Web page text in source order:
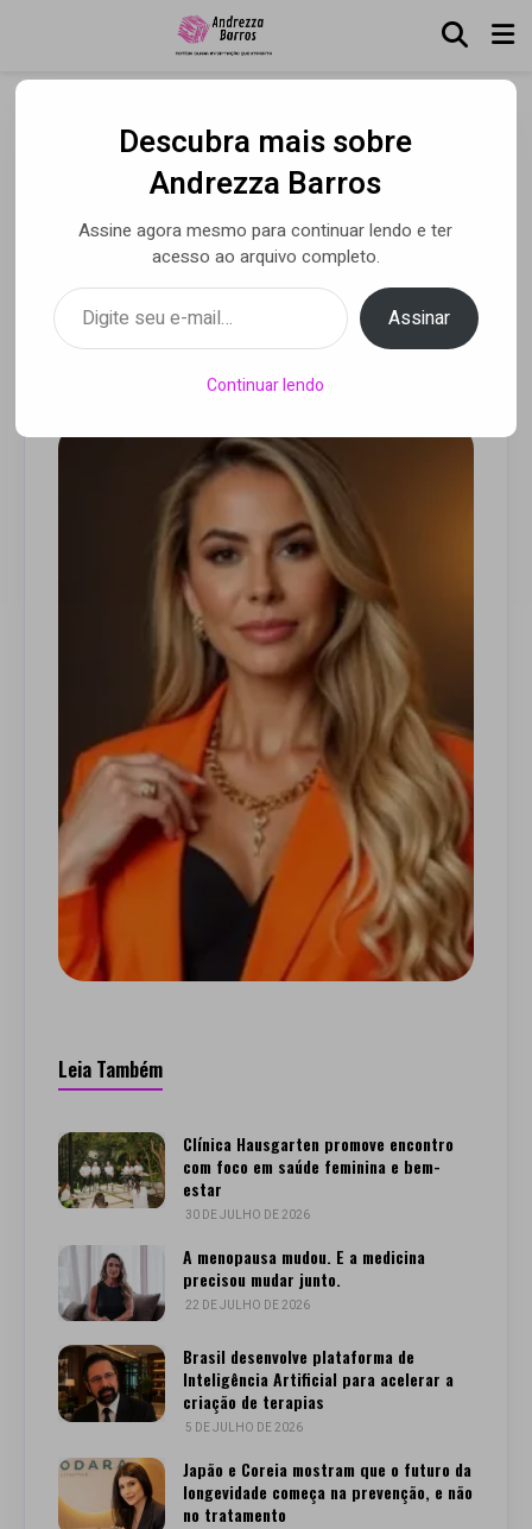
Heranças emocionais
travam a vida adulta, e Dia
dos Pais impulsiona busca
por libertação
Por Luca Moreira• 06 ago 2025
Leia Também
Clínica Hausgarten promove encontro
com foco em saúde feminina e bem-
estar
30 DE JULHO DE 2026
A menopausa mudou. E a medicina
precisou mudar junto.
22 DE JULHO DE 2026
Brasil desenvolve plataforma de
Inteligência Artificial para acelerar a
criação de terapias
5 DE JULHO DE 2026
Japão e Coreia mostram que o futuro da
longevidade começa na prevenção, e não
no tratamento
Descubra mais sobre
Andrezza Barros
Assine agora mesmo para continuar lendo e ter
acesso ao arquivo completo.
Digite seu e-mail…
Assinar
Continuar lendo